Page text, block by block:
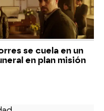
se cuela en un
en plan misión